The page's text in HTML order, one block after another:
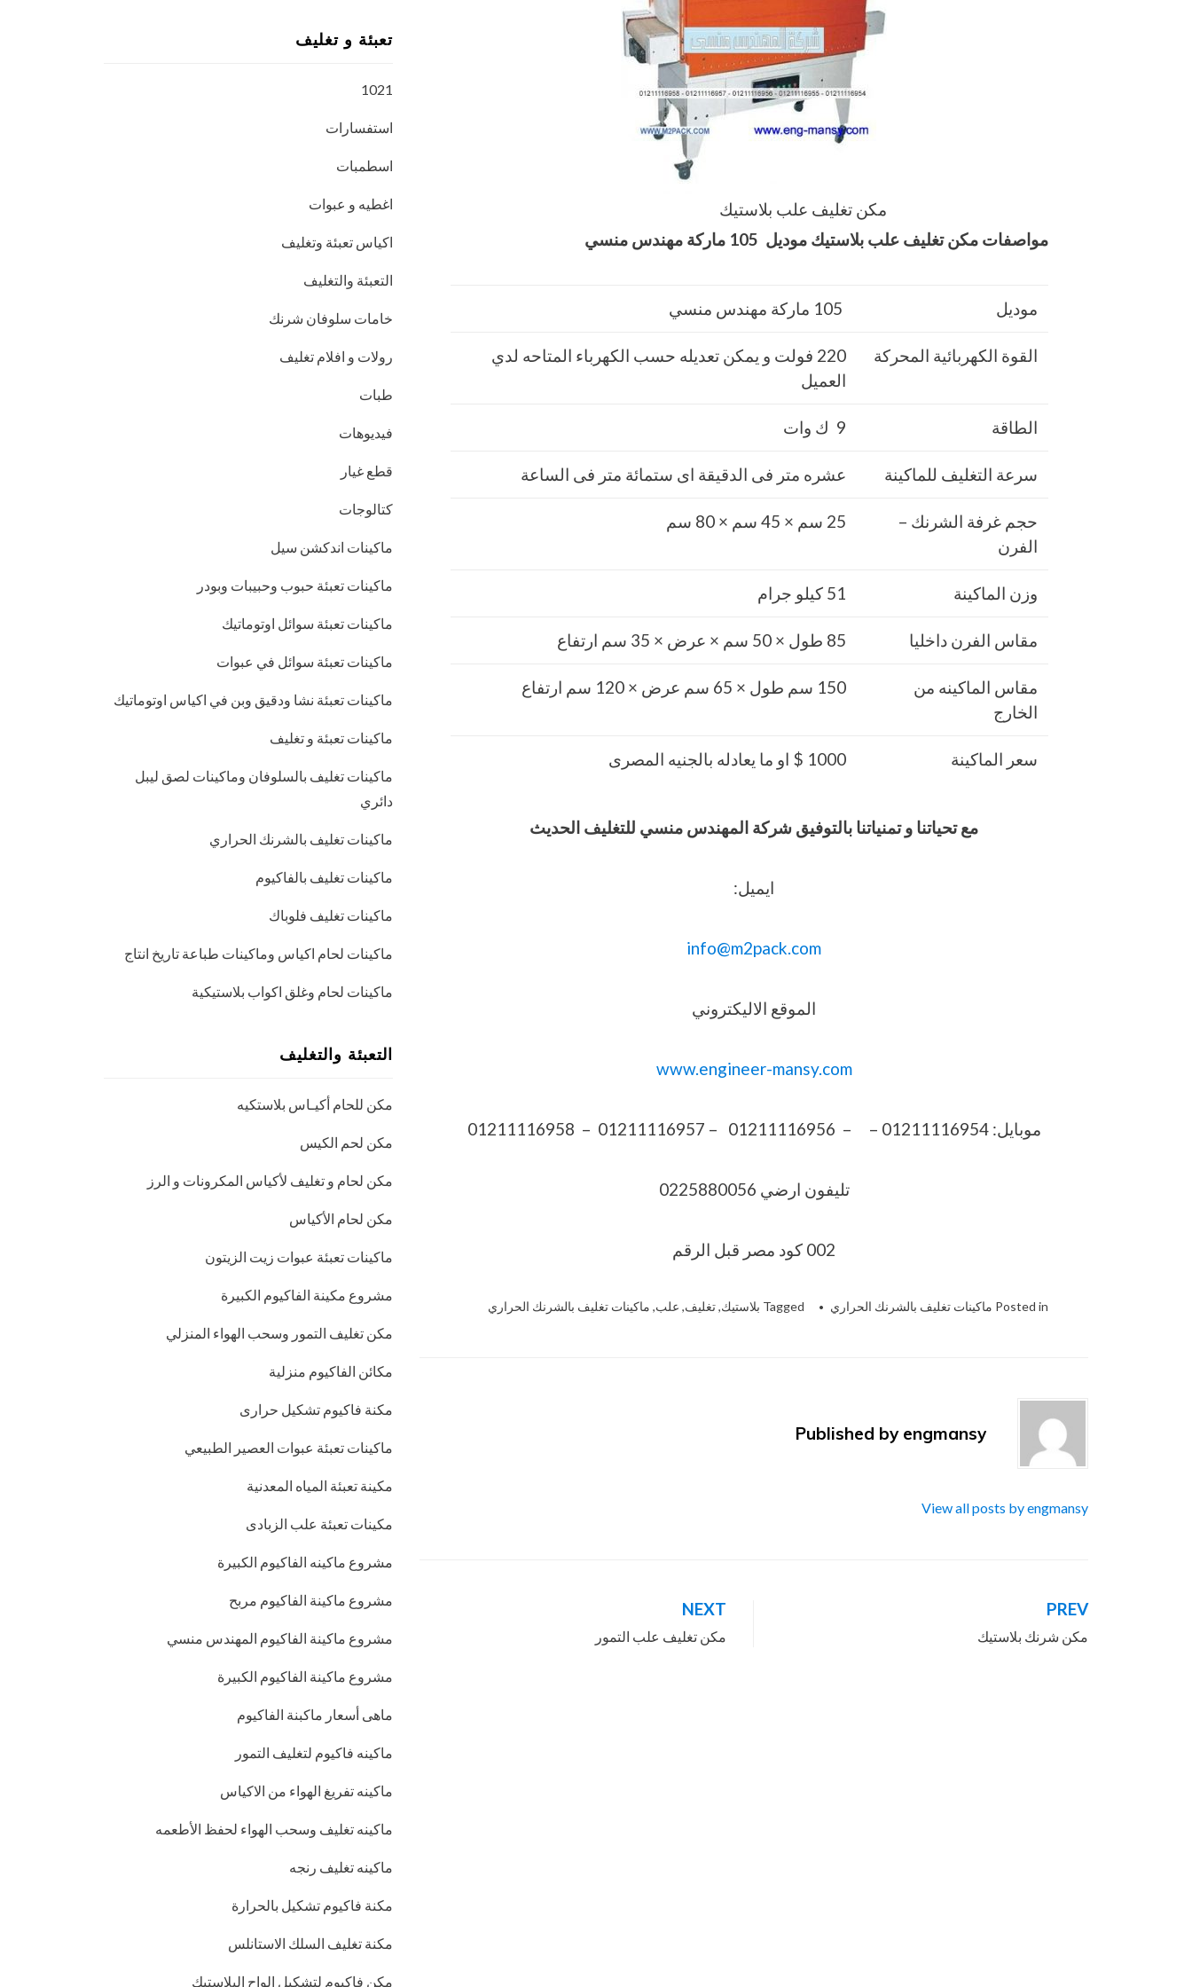
مكن تغليف علب بلاستيك
مواصفات مكن تغليف علب بلاستيك موديل 105 ماركة مهندس منسي
موديل
القوة الكهربائية المحركة
220 فولت و يمكن تعديله حسب الكهرباء المتاحه لدي
العميل
الطاقة 9 ك وات
سرعة التغليف للماكينة عشره متر فى الدقيقة اى ستمائة متر فى الساعة
حجم غرفة الشرنك –
الفرن
25 سم × 45 سم × 80 سم
وزن الماكينة 51 كيلو جرام
مقاس الفرن داخليا 85 طول × 50 سم × عرض × 35 سم ارتفاع
مقاس الماكينه من
الخارج
150 سم طول × 65 سم عرض × 120 سم ارتفاع
سعر الماكينة 1000 $ او ما يعادله بالجنيه المصرى
مع تحياتنا و تمنياتنا بالتوفيق شركة المهندس منسي للتغليف الحديث
ايميل:
info@m2pack.com
الموقع الاليكتروني
www.engineer-mansy.com
موبايل: 01211116954 – – 01211116956 – 01211116957 – 01211116958
تليفون ارضي 0225880056
002 كود مصر قبل الرقم​
Posted in ماكينات تغليف بالشرنك الحراري Tagged بلاستيك,تغليف, علب, ماكينات تغليف بالشرنك الحراري
Published by engmansy
View all posts by engmansy
تصفّح
المقالات
PREV
مكن شرنك بلاستيك
NEXT
مكن تغليف علب التمور
تعبئة و تغليف
1021
استفسارات
اسطمبات
اغطيه و عبوات
اكياس تعبئة وتغليف
التعبئة والتغليف
خامات سلوفان شرنك
رولات و افلام تغليف
طبات
فيديوهات
قطع غيار
كتالوجات
ماكينات اندكشن سيل
ماكينات تعبئة حبوب وحبيبات وبودر
ماكينات تعبئة سوائل اوتوماتيك
ماكينات تعبئة سوائل في عبوات
ماكينات تعبئة نشا ودقيق وبن في اكياس اوتوماتيك
ماكينات تعبئة و تغليف
ماكينات تغليف بالسلوفان وماكينات لصق ليبل
دائري
ماكينات تغليف بالشرنك الحراري
ماكينات تغليف بالفاكيوم
ماكينات تغليف فلوباك
ماكينات لحام اكياس وماكينات طباعة تاريخ انتاج
ماكينات لحام وغلق اكواب بلاستيكية
التعبئة والتغليف
مكن للحام أكيـاس بلاستكيه
مكن لحم الكيس
مكن لحام و تغليف لأكياس المكرونات و الرز
مكن لحام الأكياس
ماكينات تعبئة عبوات زيت الزيتون
مشروع مكينة الفاكيوم الكبيرة
مكن تغليف التمور وسحب الهواء المنزلي
مكائن الفاكيوم منزلية
مكنة فاكيوم تشكيل حرارى
ماكينات تعبئة عبوات العصير الطبيعي
مكينة تعبئة المياه المعدنية
مكينات تعبئة علب الزبادى
مشروع ماكينه الفاكيوم الكبيرة
مشروع ماكينة الفاكيوم مربح
مشروع ماكينة الفاكيوم المهندس منسي
مشروع ماكينة الفاكيوم الكبيرة
ماهى أسعار ماكبنة الفاكيوم
ماكينه فاكيوم لتغليف التمور
ماكينه تفريغ الهواء من الاكياس
ماكينه تغليف وسحب الهواء لحفظ الأطعمه
ماكينه تغليف رنجه
مكنة فاكيوم تشكيل بالحرارة
مكنة تغليف السلك الاستانلس
مكن فاكيوم لتشكيل الواح البلاستيك